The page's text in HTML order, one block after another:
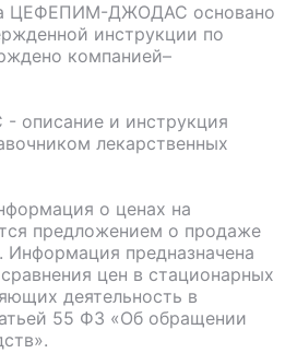
ЦЕФЕПИМ-ДЖОДАС основано
инструкции по
компанией–
- описание и инструкция
лекарственных
о ценах на
предложением о продаже
Информация предназначена
цен в стационарных
деятельность в
55 ФЗ «Об обращении